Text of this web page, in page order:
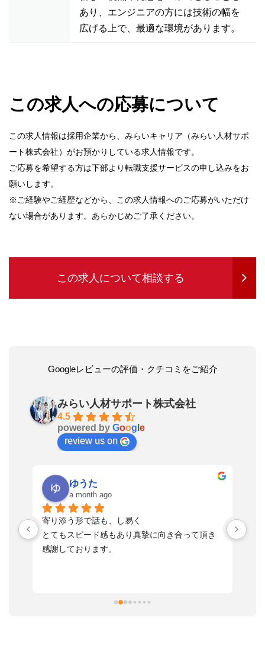
あり、エンジニアの方には技術の幅を
広げる上で、最適な環境があります。
この求人への応募について
この求人情報は採用企業から、みらいキャリア（みらい人材サポ
ート株式会社）がお預かりしている求人情報です。
ご応募を希望する方は下部より転職支援サービスの申し込みをお
願いします。
※ご経験やご経歴などから、この求人情報へのご応募がいただけ
ない場合があります。あらかじめご了承ください。
この求人について相談する
Googleレビューの評価・クチコミをご紹介
みらい人材サポート株式会社
4.5
powered by Goog e
review us on
ゆうた
a month ago
寄り添う形で話も、し易く
とてもスピード感もあり真摯に向き合って頂き
感謝しております。